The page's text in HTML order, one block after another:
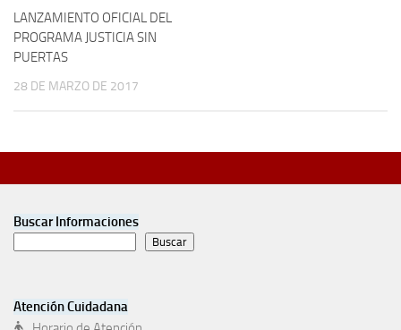
LANZAMIENTO OFICIAL DEL
PROGRAMA JUSTICIA SIN
PUERTAS
28 DE MARZO DE 2017
Buscar Informaciones
Buscar
Atención Cuidadana